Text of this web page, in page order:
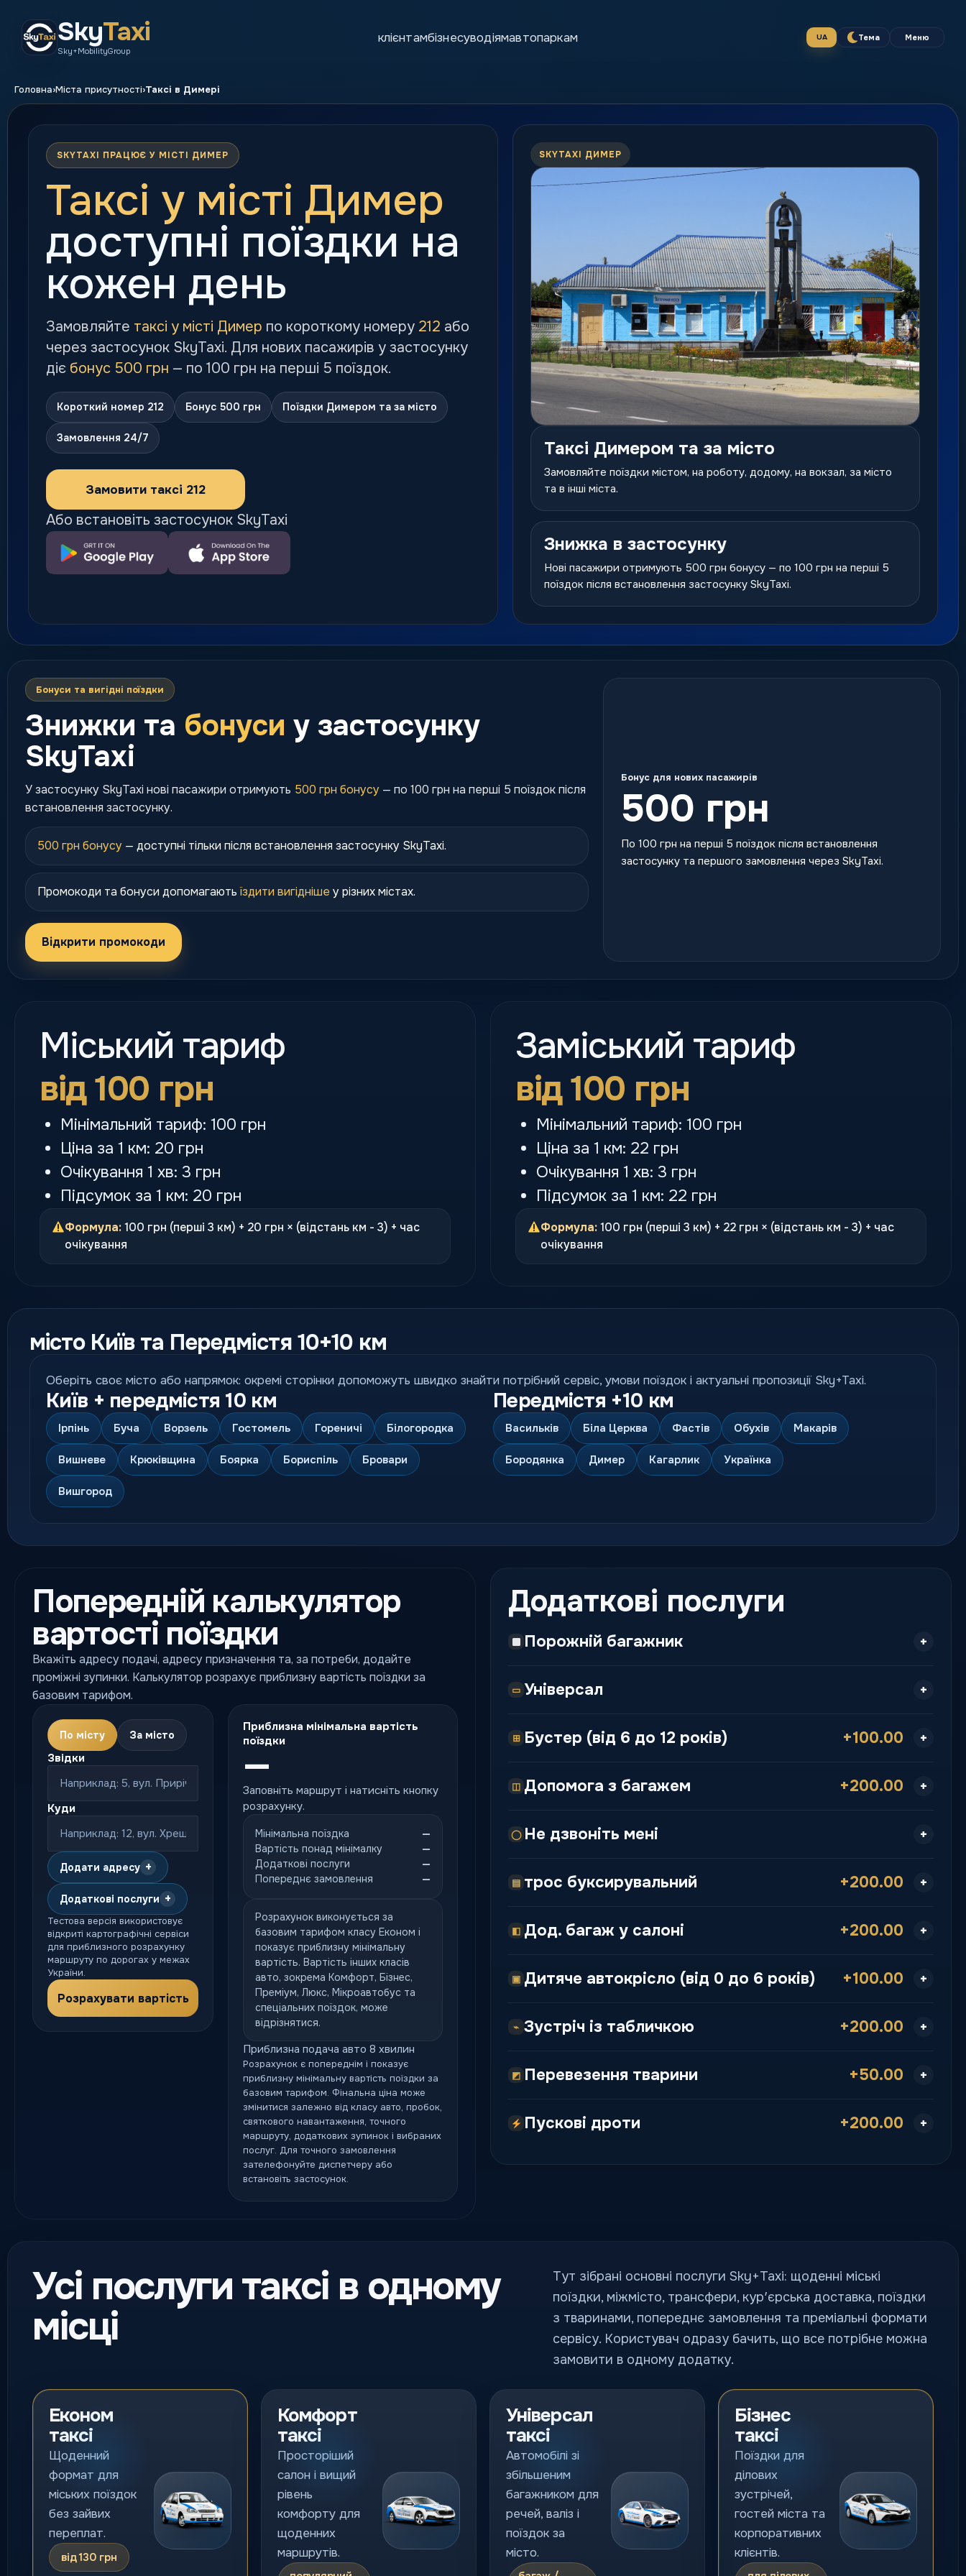
SkyTaxi
Sky+MobilityGroup
клієнтамбізнесуводіямавтопаркам UA Тема Меню
Головна›Міста присутності›Таксі в Димері
SKYTAXI ПРАЦЮЄ У МІСТІ ДИМЕР
Таксі у місті Димер
доступні поїздки на
кожен день
Замовляйте таксі у місті Димер по короткому номеру 212 або
через застосунок SkyTaxi. Для нових пасажирів у застосунку
діє бонус 500 грн — по 100 грн на перші 5 поїздок.
Короткий номер 212 Бонус 500 грн Поїздки Димером та за місто
Замовлення 24/7
Замовити таксі 212
Або встановіть застосунок SkyTaxi
SKYTAXI ДИМЕР
Таксі Димером та за місто
Замовляйте поїздки містом, на роботу, додому, на вокзал, за місто
та в інші міста.
Знижка в застосунку
Нові пасажири отримують 500 грн бонусу — по 100 грн на перші 5
поїздок після встановлення застосунку SkyTaxi.
Бонуси та вигідні поїздки
Знижки та бонуси у застосунку
SkyTaxi
У застосунку SkyTaxi нові пасажири отримують 500 грн бонусу — по 100 грн на перші 5 поїздок після
встановлення застосунку.
500 грн бонусу — доступні тільки після встановлення застосунку SkyTaxi.
Промокоди та бонуси допомагаютьїздити вигідніше у різних містах.
Відкрити промокоди
Бонус для нових пасажирів
500 грн
По 100 грн на перші 5 поїздок після встановлення
застосунку та першого замовлення через SkyTaxi.
Міський тариф
від 100 грн
Мінімальний тариф: 100 грн
Ціна за 1 км: 20 грн
Очікування 1 хв: 3 грн
Підсумок за 1 км: 20 грн
Формула: 100 грн (перші 3 км) + 20 грн × (відстань км - 3) + час
очікування
Заміський тариф
від 100 грн
Мінімальний тариф: 100 грн
Ціна за 1 км: 22 грн
Очікування 1 хв: 3 грн
Підсумок за 1 км: 22 грн
Формула: 100 грн (перші 3 км) + 22 грн × (відстань км - 3) + час
очікування
місто Київ та Передмістя 10+10 км
Оберіть своє місто або напрямок: окремі сторінки допоможуть швидко знайти потрібний сервіс, умови поїздок і актуальні пропозиції Sky+Taxi.
Київ + передмістя 10 км
Ірпінь Буча Ворзель Гостомель Гореничі Білогородка
Вишневе Крюківщина Боярка Бориспіль Бровари
Вишгород
Передмістя +10 км
Васильків Біла Церква Фастів Обухів Макарів
Бородянка Димер Кагарлик Українка
Попередній калькулятор
вартості поїздки
Вкажіть адресу подачі, адресу призначення та, за потреби, додайте
проміжні зупинки. Калькулятор розрахує приблизну вартість поїздки за
базовим тарифом.
По місту За місто
Звідки
Куди
Додати адресу +
Додаткові послуги +
Тестова версія використовує
відкриті картографічні сервіси
для приблизного розрахунку
маршруту по дорогах у межах
України.
Розрахувати вартість
Приблизна мінімальна вартість
поїздки
—
Заповніть маршрут і натисніть кнопку
розрахунку.
Мінімальна поїздка
—
Вартість понад мінімалку
—
Додаткові послуги
—
Попереднє замовлення
—
Розрахунок виконується за
базовим тарифом класу Економ і
показує приблизну мінімальну
вартість. Вартість інших класів
авто, зокрема Комфорт, Бізнес,
Преміум, Люкс, Мікроавтобус та
спеціальних поїздок, може
відрізнятися.
Приблизна подача авто 8 хвилин
Розрахунок є попереднім і показує
приблизну мінімальну вартість поїздки за
базовим тарифом. Фінальна ціна може
змінитися залежно від класу авто, пробок,
святкового навантаження, точного
маршруту, додаткових зупинок і вибраних
послуг. Для точного замовлення
зателефонуйте диспетчеру або
встановіть застосунок.
Додаткові послуги
Порожній багажник
▭ Універсал
⊞ Бустер (від 6 до 12 років) +100.00
◫ Допомога з багажем +200.00
◯ Не дзвоніть мені
▤ трос буксирувальний +200.00
◧ Дод. багаж у салоні +200.00
▣ Дитяче автокрісло (від 0 до 6 років) +100.00
⌁ Зустріч із табличкою +200.00
◩ Перевезення тварини +50.00
Пускові дроти +200.00
Усі послуги таксі в одному
місці
Тут зібрані основні послуги Sky+Taxi: щоденні міські
поїздки, міжмісто, трансфери, курʼєрська доставка, поїздки
з тваринами, попереднє замовлення та преміальні формати
сервісу. Користувач одразу бачить, що все потрібне можна
замовити в одному додатку.
Економ
таксі
Щоденний
формат для
міських поїздок
без зайвих
переплат.
від 130 грн
Комфорт
таксі
Просторіший
салон і вищий
рівень
комфорту для
щоденних
маршрутів.
Універсал
таксі
Автомобілі зі
збільшеним
багажником для
речей, валіз і
поїздок за
місто.
Бізнес
таксі
Поїздки для
ділових
зустрічей,
гостей міста та
корпоративних
клієнтів.